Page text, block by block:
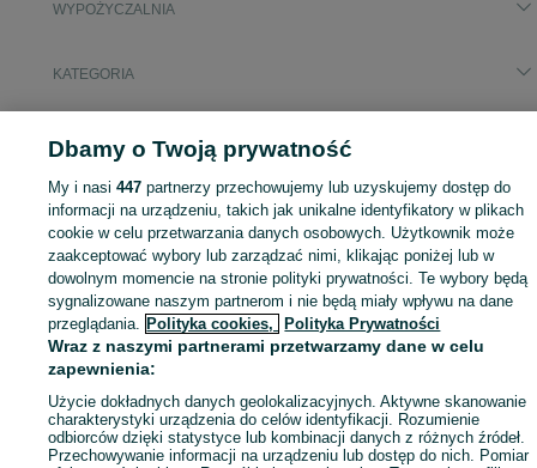
WYPOŻYCZALNIA
KATEGORIA
Mapa kategorii
Mapa miejscowości
Mapa ministron
Popularne wyszukiwania
Dbamy o Twoją prywatność
My i nasi447 partnerzy przechowujemy lub uzyskujemy dostęp do
informacji na urządzeniu, takich jak unikalne identyfikatory w plikach
cookie w celu przetwarzania danych osobowych. Użytkownik może
zaakceptować wybory lub zarządzać nimi, klikając poniżej lub w
dowolnym momencie na stronie polityki prywatności. Te wybory będą
sygnalizowane naszym partnerom i nie będą miały wpływu na dane
przeglądania. Polityka cookies, Polityka Prywatności
Wraz z naszymi partnerami przetwarzamy dane w celu
zapewnienia:
Użycie dokładnych danych geolokalizacyjnych. Aktywne skanowanie
charakterystyki urządzenia do celów identyfikacji. Rozumienie
odbiorców dzięki statystyce lub kombinacji danych z różnych źródeł.
Przechowywanie informacji na urządzeniu lub dostęp do nich. Pomiar